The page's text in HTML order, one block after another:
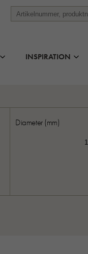
INSPIRATION
Diameter (mm)